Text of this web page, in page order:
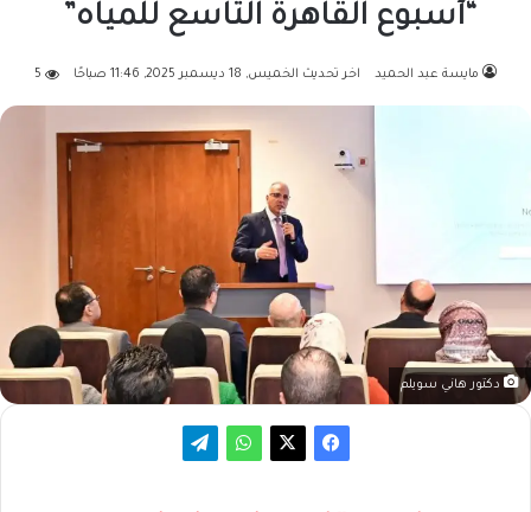
“أسبوع القاهرة التاسع للمياه”
مايسة عبد الحميد اخر تحديث الخميس, 18 ديسمبر 2025, 11:46 صباحًا 5
دكتور هاني سويلم